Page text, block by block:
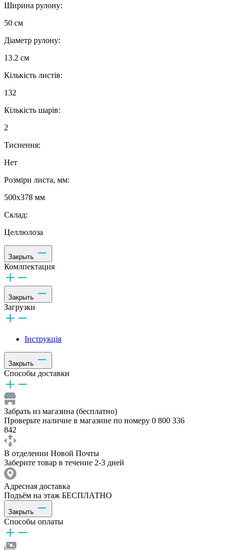
Ширина рулону:
50 см
Діаметр рулону:
13.2 см
Кількість листів:
132
Кількість шарів:
2
Тиснення:
Нет
Розміри листа, мм:
500х378 мм
Склад:
Целлюлоза
Закрыть
Комлпектация
Закрыть
Загрузки
Інструкція
Закрыть
Способы доставки
Забрать из магазина (бесплатно)
Проверьте наличие в магазине по номеру 0 800 336
842
В отделении Новой Почты
Заберите товар в течение 2-3 дней
Адресная доставка
Подъём на этаж БЕСПЛАТНО
Закрыть
Способы оплаты